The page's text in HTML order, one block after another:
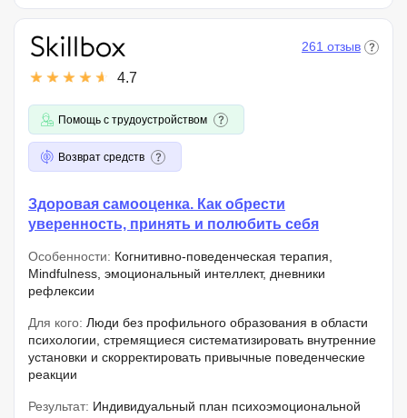
4.7
261 отзыв
Помощь с трудоустройством
Возврат средств
Здоровая самооценка. Как обрести
уверенность, принять и полюбить себя
Особенности: Когнитивно-поведенческая терапия,
Mindfulness, эмоциональный интеллект, дневники
рефлексии
Для кого: Люди без профильного образования в области
психологии, стремящиеся систематизировать внутренние
установки и скорректировать привычные поведенческие
реакции
Результат: Индивидуальный план психоэмоциональной